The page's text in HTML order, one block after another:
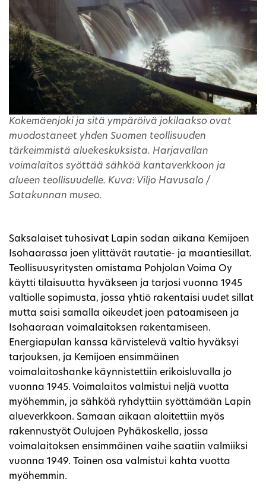
Kokemäenjoki ja sitä ympäröivä jokilaakso ovat
muodostaneet yhden Suomen teollisuuden
tärkeimmistä aluekeskuksista. Harjavallan
voimalaitos syöttää sähköä kantaverkkoon ja
alueen teollisuudelle. Kuva: Viljo Havusalo /
Satakunnan museo.
Saksalaiset tuhosivat Lapin sodan aikana Kemijoen
Isohaarassa joen ylittävät rautatie- ja maantiesillat.
Teollisuusyritysten omistama Pohjolan Voima Oy
käytti tilaisuutta hyväkseen ja tarjosi vuonna 1945
valtiolle sopimusta, jossa yhtiö rakentaisi uudet sillat
mutta saisi samalla oikeudet joen patoamiseen ja
Isohaaraan voimalaitoksen rakentamiseen.
Energiapulan kanssa kärvistelevä valtio hyväksyi
tarjouksen, ja Kemijoen ensimmäinen
voimalaitoshanke käynnistettiin erikoisluvalla jo
vuonna 1945. Voimalaitos valmistui neljä vuotta
myöhemmin, ja sähköä ryhdyttiin syöttämään Lapin
alueverkkoon. Samaan aikaan aloitettiin myös
rakennustyöt Oulujoen Pyhäkoskella, jossa
voimalaitoksen ensimmäinen vaihe saatiin valmiiksi
vuonna 1949. Toinen osa valmistui kahta vuotta
myöhemmin.